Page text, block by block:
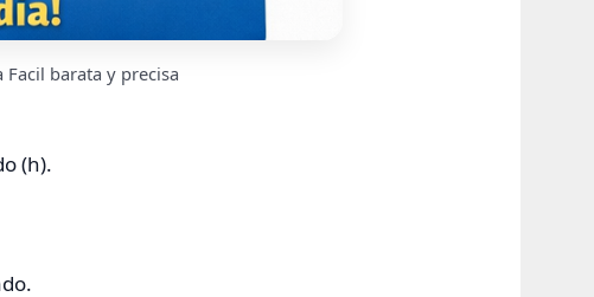
Facil barata y precisa
(h).